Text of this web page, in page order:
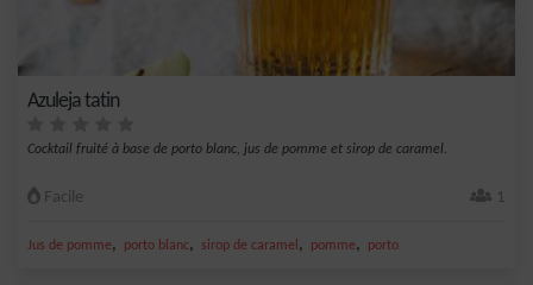
Azuleja tatin
Cocktail fruité à base de porto blanc, jus de pomme et sirop de caramel.
Facile 1
Jus de pomme, porto blanc, sirop de caramel , pomme, porto